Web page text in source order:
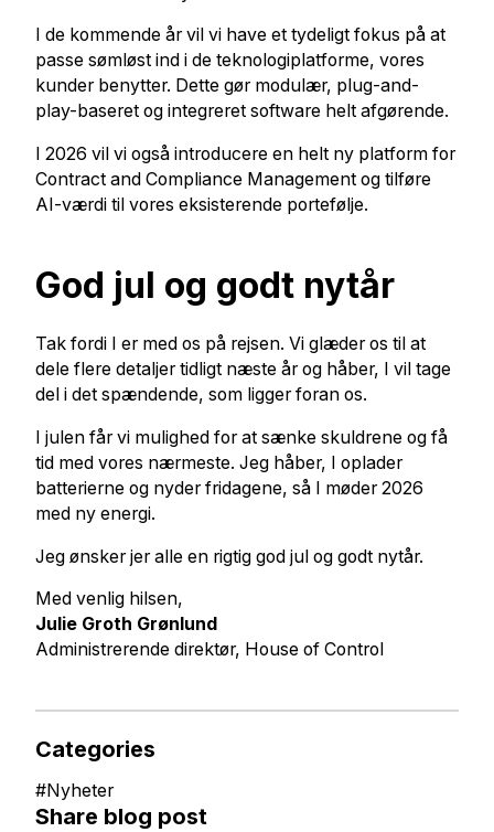
I de kommende år vil vi have et tydeligt fokus på at
passe sømløst ind i de teknologiplatforme, vores
kunder benytter. Dette gør modulær, plug-and-
play-baseret og integreret software helt afgørende.
I 2026 vil vi også introducere en helt ny platform for
Contract and Compliance Management og tilføre
AI-værdi til vores eksisterende portefølje.
God jul og godt nytår
Tak fordi I er med os på rejsen. Vi glæder os til at
dele flere detaljer tidligt næste år og håber, I vil tage
del i det spændende, som ligger foran os.
I julen får vi mulighed for at sænke skuldrene og få
tid med vores nærmeste. Jeg håber, I oplader
batterierne og nyder fridagene, så I møder 2026
med ny energi.
Jeg ønsker jer alle en rigtig god jul og godt nytår.
Med venlig hilsen,
Julie Groth Grønlund
Administrerende direktør, House of Control
Categories
#Nyheter
Share blog post